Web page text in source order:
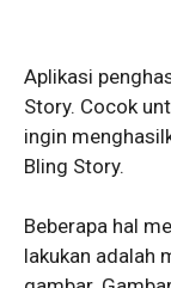
Aplikasi
Story. Cocok
ingin
Bling Story.
Beberapa hal
lakukan adalah